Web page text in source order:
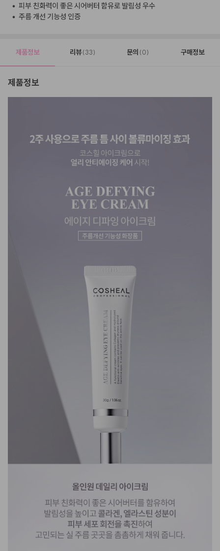
• 피부 친화력이 좋은 시어버터 함유로 발림성 우수
• 주름 개선 기능성 인증
제품정보 리뷰(33) 문의 (0) 구매정보
제품정보